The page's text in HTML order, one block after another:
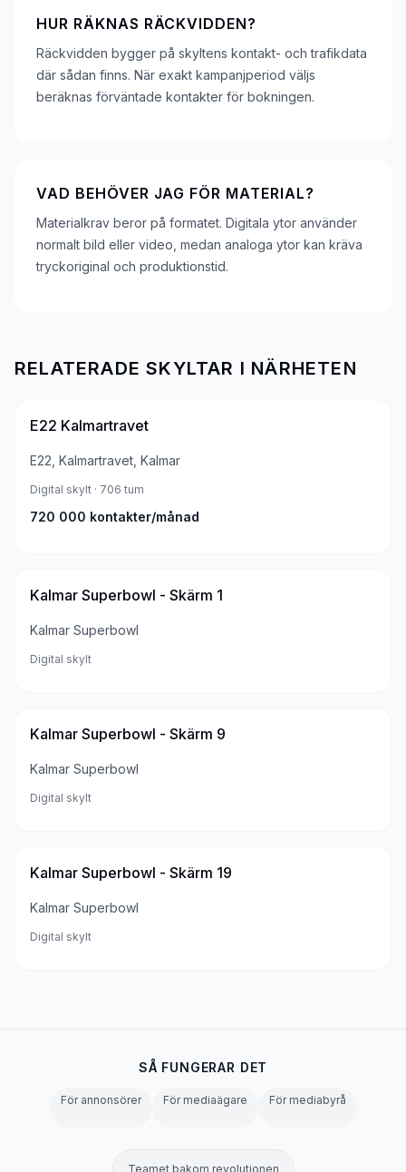
HUR RÄKNAS RÄCKVIDDEN?
Räckvidden bygger på skyltens kontakt- och trafikdata
där sådan finns. När exakt kampanjperiod väljs
beräknas förväntade kontakter för bokningen.
VAD BEHÖVER JAG FÖR MATERIAL?
Materialkrav beror på formatet. Digitala ytor använder
normalt bild eller video, medan analoga ytor kan kräva
tryckoriginal och produktionstid.
RELATERADE SKYLTAR I NÄRHETEN
E22 Kalmartravet
E22, Kalmartravet, Kalmar
Digital skylt · 706 tum
720 000 kontakter/månad
Kalmar Superbowl - Skärm 1
Kalmar Superbowl
Digital skylt
Kalmar Superbowl - Skärm 9
Kalmar Superbowl
Digital skylt
Kalmar Superbowl - Skärm 19
Kalmar Superbowl
Digital skylt
SÅ FUNGERAR DET
För annonsörer För mediaägare För mediabyrå
Teamet bakom revolutionen